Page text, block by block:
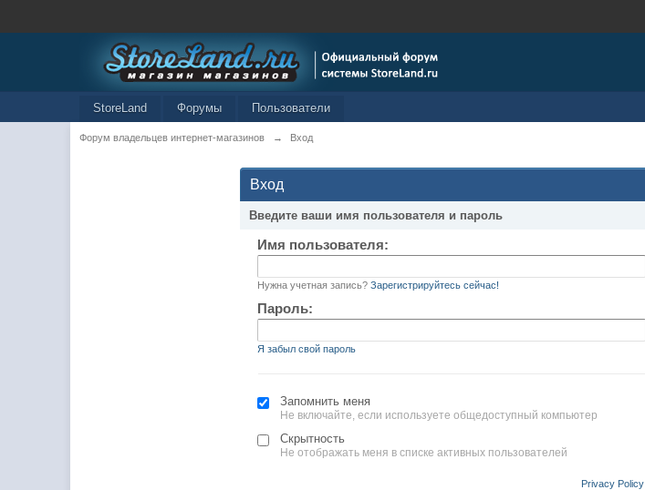
StoreLand Форумы Пользователи
Форум владельцев интернет-магазинов → Вход
Вход
Введите ваши имя пользователя и пароль
Имя пользователя:
Нужна учетная запись? Зарегистрируйтесь сейчас!
Пароль:
Я забыл свой пароль
Запомнить меня
Не включайте, если используете общедоступный компьютер
Скрытность
Не отображать меня в списке активных пользователей
Privacy Policy